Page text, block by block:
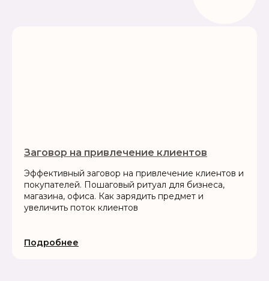
Заговор на привлечение клиентов
Эффективный заговор на привлечение клиентов и
покупателей. Пошаговый ритуал для бизнеса,
магазина, офиса. Как зарядить предмет и
увеличить поток клиентов
Подробнее